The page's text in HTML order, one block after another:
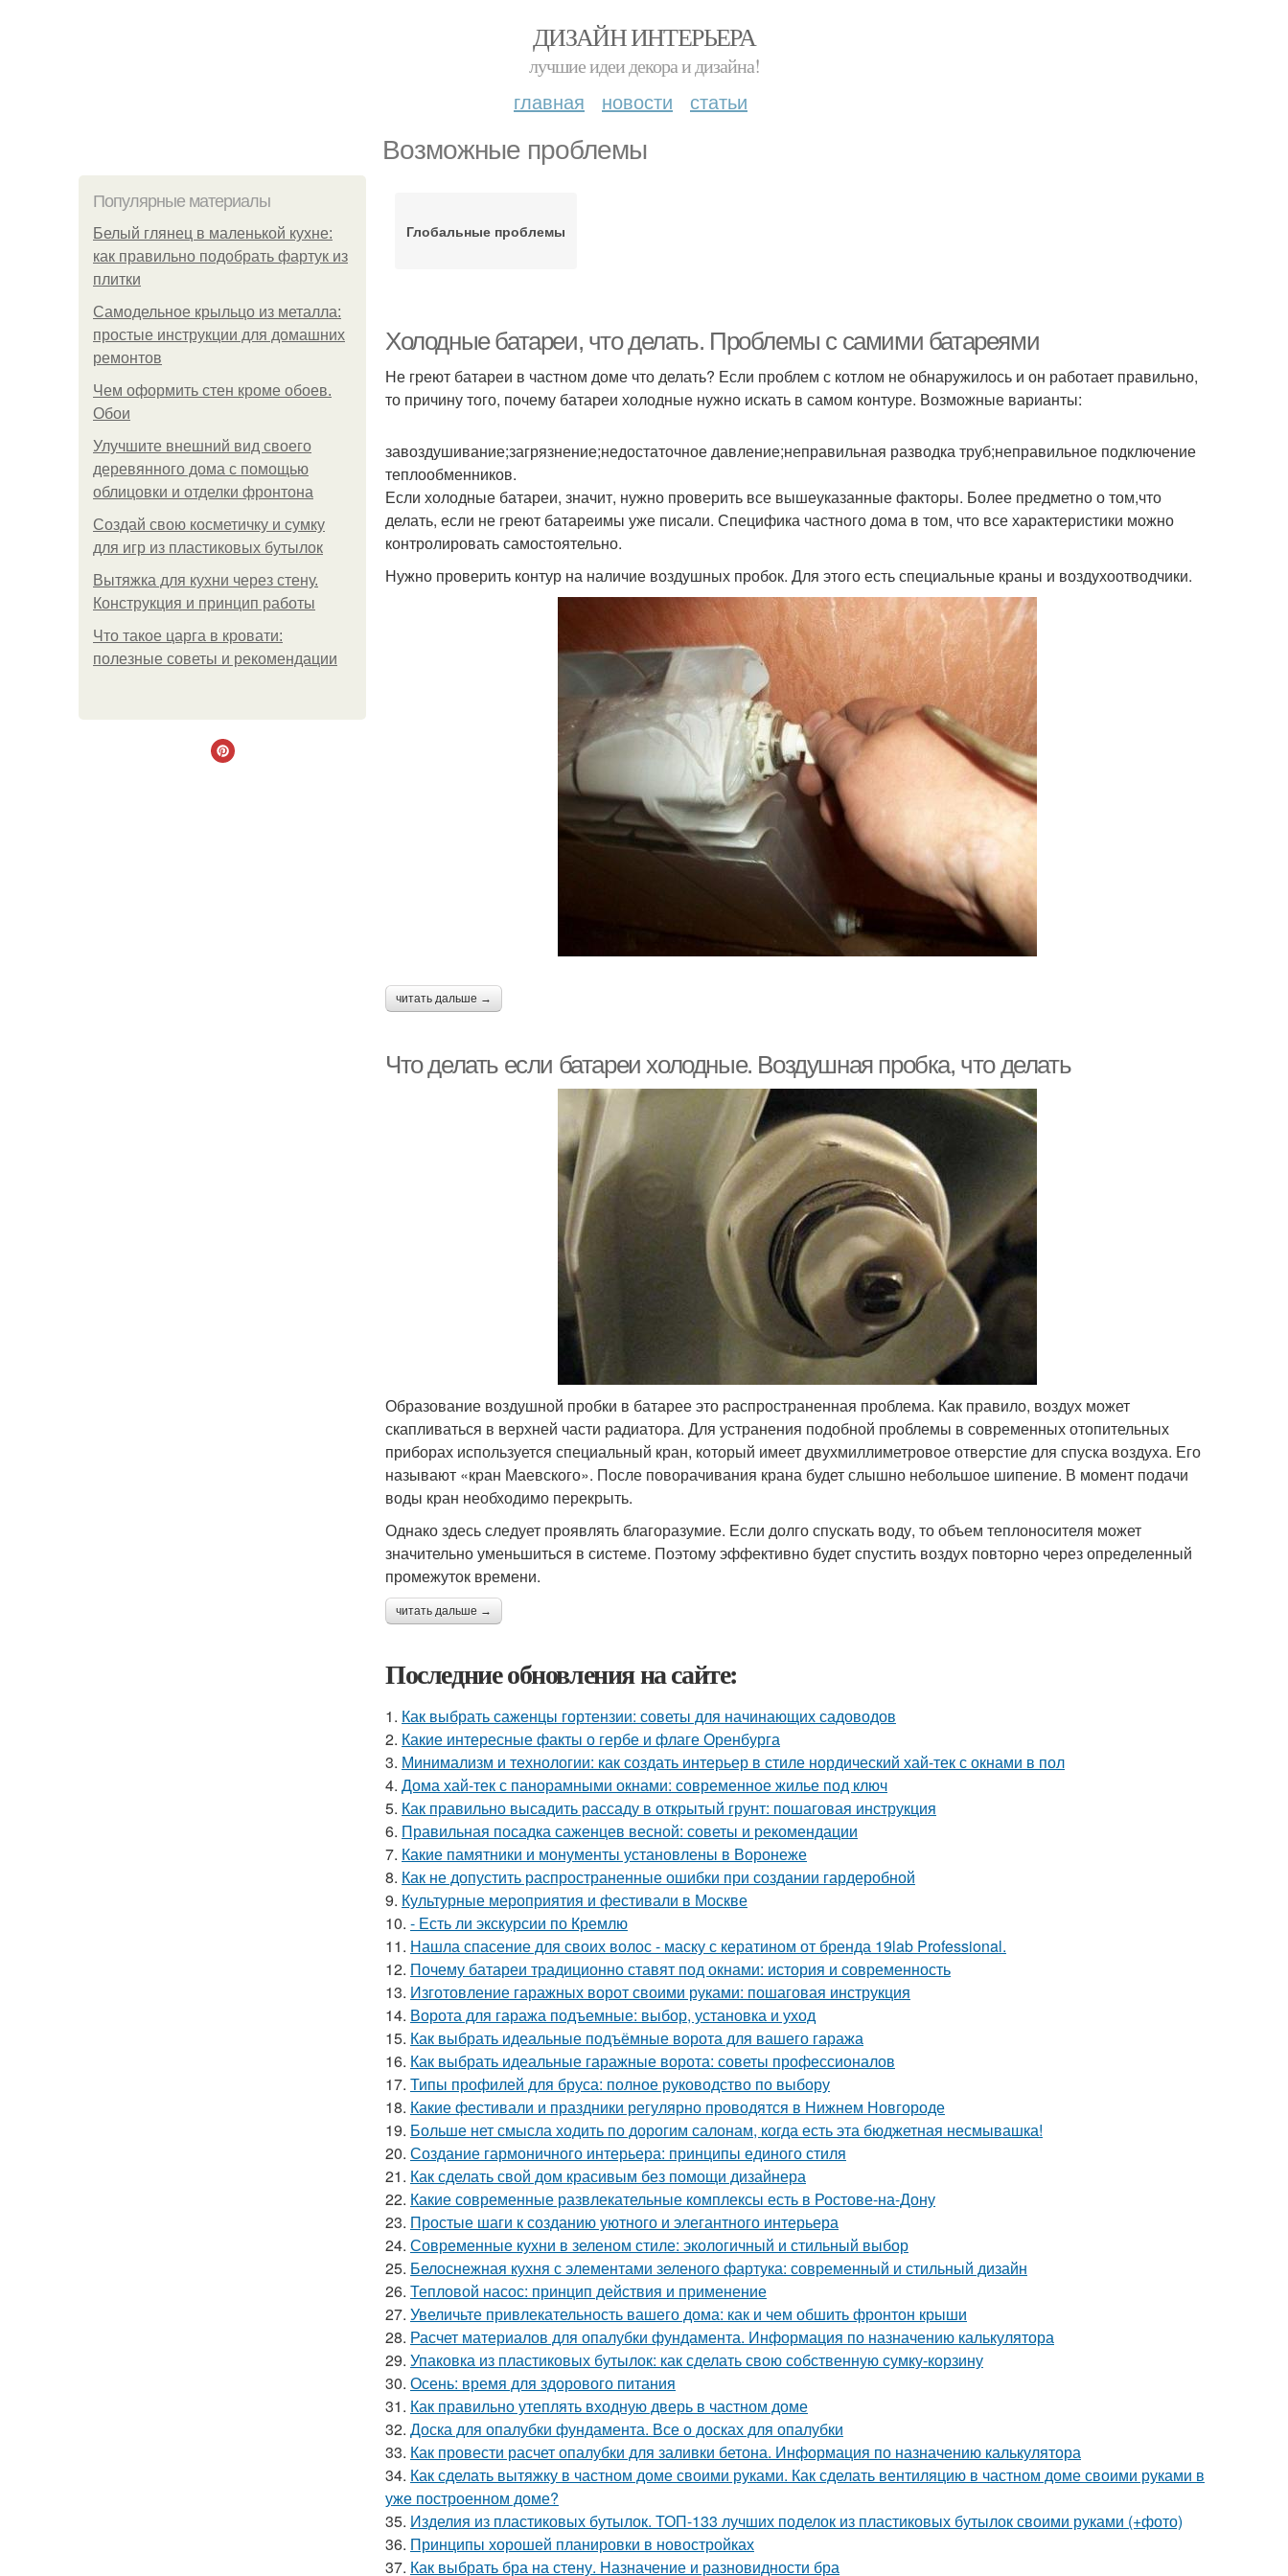
ДИЗАЙН ИНТЕРЬЕРА
лучшие идеи декора и дизайна!
главная новости статьи
Возможные проблемы
Популярные материалы
Белый глянец в маленькой кухне:
как правильно подобрать фартук из
плитки
Самодельное крыльцо из металла:
простые инструкции для домашних
ремонтов
Чем оформить стен кроме обоев.
Обои
Улучшите внешний вид своего
деревянного дома с помощью
облицовки и отделки фронтона
Создай свою косметичку и сумку
для игр из пластиковых бутылок
Вытяжка для кухни через стену.
Конструкция и принцип работы
Что такое царга в кровати:
полезные советы и рекомендации
Глобальные проблемы
Холодные батареи, что делать. Проблемы с самими батареями
Не греют батареи в частном доме что делать? Если проблем с котлом не обнаружилось и он работает правильно,
то причину того, почему батареи холодные нужно искать в самом контуре. Возможные варианты:
завоздушивание;загрязнение;недостаточное давление;неправильная разводка труб;неправильное подключение
теплообменников.
Если холодные батареи, значит, нужно проверить все вышеуказанные факторы. Более предметно о том,что
делать, если не греют батареимы уже писали. Специфика частного дома в том, что все характеристики можно
контролировать самостоятельно.
Нужно проверить контур на наличие воздушных пробок. Для этого есть специальные краны и воздухоотводчики.
читать дальше →
Что делать если батареи холодные. Воздушная пробка, что делать
Образование воздушной пробки в батарее это распространенная проблема. Как правило, воздух может
скапливаться в верхней части радиатора. Для устранения подобной проблемы в современных отопительных
приборах используется специальный кран, который имеет двухмиллиметровое отверстие для спуска воздуха. Его
называют «кран Маевского». После поворачивания крана будет слышно небольшое шипение. В момент подачи
воды кран необходимо перекрыть.
Однако здесь следует проявлять благоразумие. Если долго спускать воду, то объем теплоносителя может
значительно уменьшиться в системе. Поэтому эффективно будет спустить воздух повторно через определенный
промежуток времени.
читать дальше →
Последние обновления на сайте:
1. Как выбрать саженцы гортензии: советы для начинающих садоводов
2. Какие интересные факты о гербе и флаге Оренбурга
3. Минимализм и технологии: как создать интерьер в стиле нордический хай-тек с окнами в пол
4. Дома хай-тек с панорамными окнами: современное жилье под ключ
5. Как правильно высадить рассаду в открытый грунт: пошаговая инструкция
6. Правильная посадка саженцев весной: советы и рекомендации
7. Какие памятники и монументы установлены в Воронеже
8. Как не допустить распространенные ошибки при создании гардеробной
9. Культурные мероприятия и фестивали в Москве
10. - Есть ли экскурсии по Кремлю
11. Нашла спасение для своих волос - маску с кератином от бренда 19lab Professional.
12. Почему батареи традиционно ставят под окнами: история и современность
13. Изготовление гаражных ворот своими руками: пошаговая инструкция
14. Ворота для гаража подъемные: выбор, установка и уход
15. Как выбрать идеальные подъёмные ворота для вашего гаража
16. Как выбрать идеальные гаражные ворота: советы профессионалов
17. Типы профилей для бруса: полное руководство по выбору
18. Какие фестивали и праздники регулярно проводятся в Нижнем Новгороде
19. Больше нет смысла ходить по дорогим салонам, когда есть эта бюджетная несмывашка!
20. Создание гармоничного интерьера: принципы единого стиля
21. Как сделать свой дом красивым без помощи дизайнера
22. Какие современные развлекательные комплексы есть в Ростове-на-Дону
23. Простые шаги к созданию уютного и элегантного интерьера
24. Современные кухни в зеленом стиле: экологичный и стильный выбор
25. Белоснежная кухня с элементами зеленого фартука: современный и стильный дизайн
26. Тепловой насос: принцип действия и применение
27. Увеличьте привлекательность вашего дома: как и чем обшить фронтон крыши
28. Расчет материалов для опалубки фундамента. Информация по назначению калькулятора
29. Упаковка из пластиковых бутылок: как сделать свою собственную сумку-корзину
30. Осень: время для здорового питания
31. Как правильно утеплять входную дверь в частном доме
32. Доска для опалубки фундамента. Все о досках для опалубки
33. Как провести расчет опалубки для заливки бетона. Информация по назначению калькулятора
34. Как сделать вытяжку в частном доме своими руками. Как сделать вентиляцию в частном доме своими руками в
уже построенном доме?
35. Изделия из пластиковых бутылок. ТОП-133 лучших поделок из пластиковых бутылок своими руками (+фото)
36. Принципы хорошей планировки в новостройках
37. Как выбрать бра на стену. Назначение и разновидности бра